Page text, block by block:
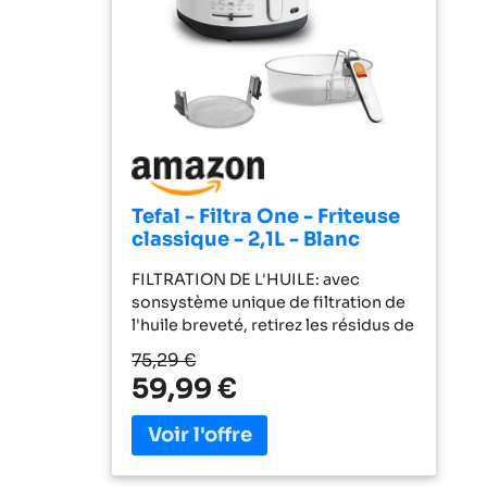
Tefal - Filtra One - Friteuse
classique - 2,1L - Blanc
FILTRATION DE L'HUILE: avec
sonsystème unique de filtration de
l'huile breveté, retirez les résidus de
friture en un seul geste pour une
cuisson plus saine et une réduction
des odeurs UTILISATION FACILE: le
filtre est placé à l’intérieur de la
cuve, sous le panier de friture,
75,29 €
59,99 €